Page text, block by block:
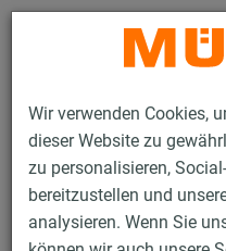
Wir verwenden Cookies,
dieser Website zu
zu personalisieren,
bereitzustellen und
analysieren. Wenn Sie
Produkte Befestigungstechnik